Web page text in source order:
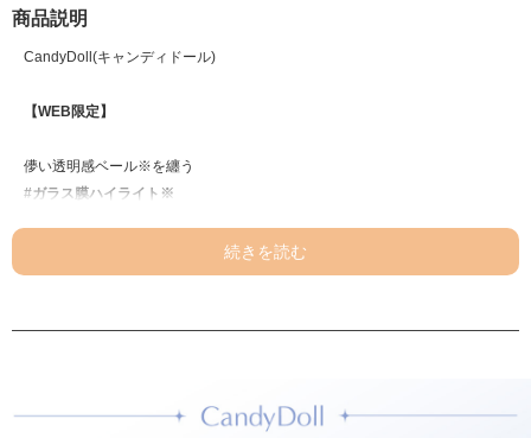
商品説明
CandyDoll(キャンディドール)
【WEB限定】
儚い透明感ベール※を纏う
#ガラス膜ハイライト※
『透明感※』にこだわるCandyDollが研究した
うるみフェイス※仕上げのブルーハイライト
【商品POINT】
透明感※仕上げのクリアブルーカラー